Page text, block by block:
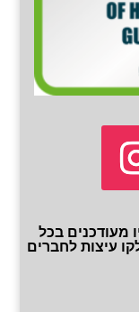
מעודכנים בכל
עיצות לחברים